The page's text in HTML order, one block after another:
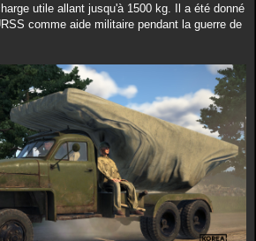
utile allant jusqu'à 1500 kg. Il a été donné
comme aide militaire pendant la guerre de